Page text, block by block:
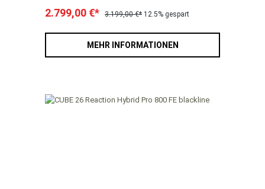
2.799,00 €* 3.199,00 €* 12.5% gespart
MEHR INFORMATIONEN